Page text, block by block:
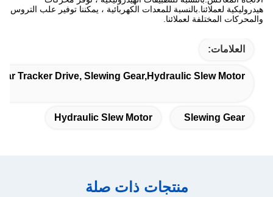
هيدروليكية لعملائنا.بالنسبة للمعدات الكهربائية ، يمكننا توفير علب التروس
والمحركات المختلفة لعملائنا.
العلامات:
Tracker Drive, Slewing Gear,hydraulic Slew Motor
Slewing Gear
Hydraulic Slew Motor
منتجات ذات صلة